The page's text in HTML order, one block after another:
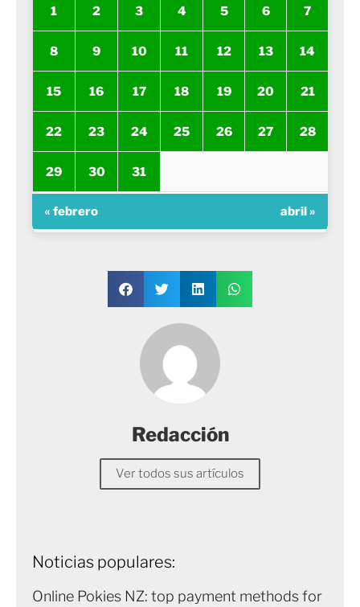
1 2 3 4 5 6 7
8 9 10 11 12 13 14
15 16 17 18 19 20 21
22 23 24 25 26 27 28
29 30 31
« febrero abril »
Redacción
Ver todos sus artículos
Noticias populares:
Online Pokies NZ: top payment methods for